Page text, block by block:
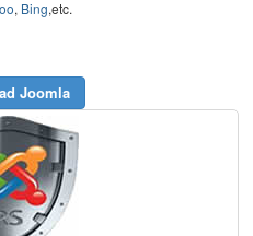
, Bing,etc.
Joomla